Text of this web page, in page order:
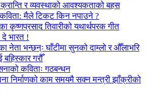
र व्यवस्थाको आवश्यकताको बहस
मैले टिकट किन नपाउने ?
कृष्णप्रसाद तिवारीको यथार्थपरक गीत
दे भारत !
नेता भन्छन्ः घाँटीमा सुनको दाम्लो र औँलाभरि
गरौँ
कविताः गठबन्धन
निर्माणको काम समयमै सक्न मन्त्री झाँक्रीको